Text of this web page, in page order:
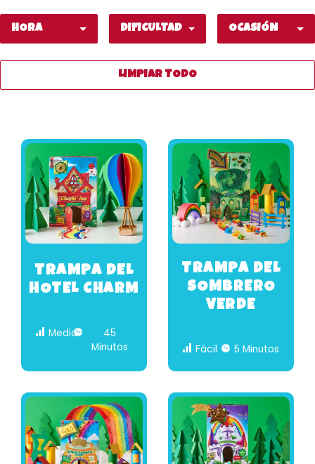
HORA DIFICULTAD OCASIÓN
LIMPIAR TODO
TRAMPA DEL
HOTEL CHARM
Medio
45
Minutos
TRAMPA DEL
SOMBRERO
VERDE
Fácil 5 Minutos